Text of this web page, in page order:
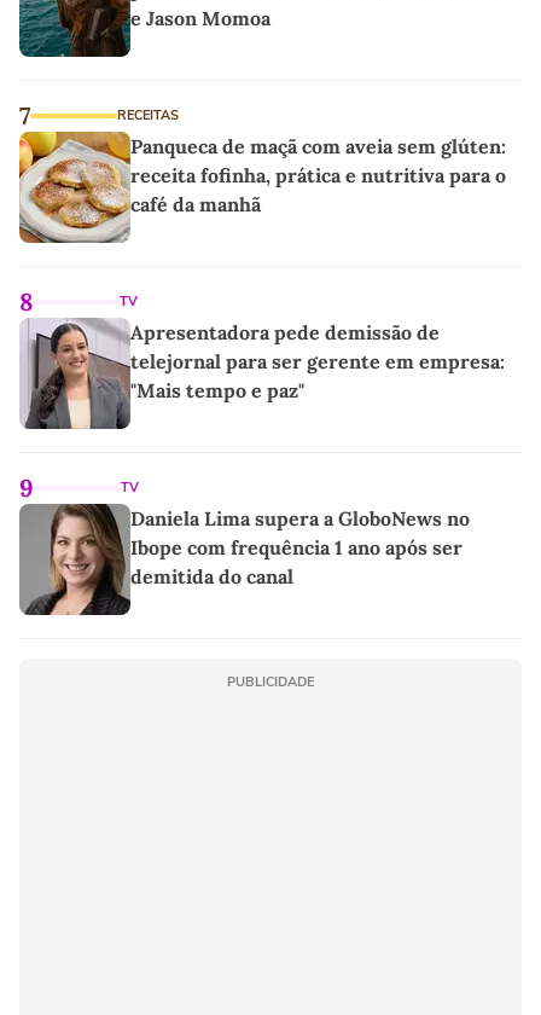
e Jason Momoa
7 RECEITAS
Panqueca de maçã com aveia sem glúten:
receita fofinha, prática e nutritiva para o
café da manhã
8 TV
Apresentadora pede demissão de
telejornal para ser gerente em empresa:
"Mais tempo e paz"
9 TV
Daniela Lima supera a GloboNews no
Ibope com frequência 1 ano após ser
demitida do canal
PUBLICIDADE